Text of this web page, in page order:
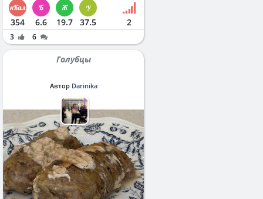
354 6.6 19.7 37.5 2
3 6
Голубцы
Автор Darinika